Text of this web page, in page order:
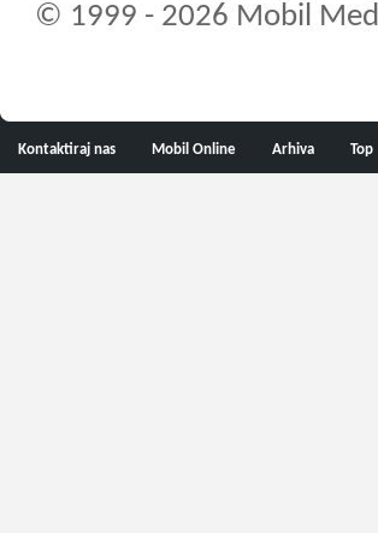
© 1999 - 2026 Mobil
Kontaktiraj nas Mobil Online Arhiva Top